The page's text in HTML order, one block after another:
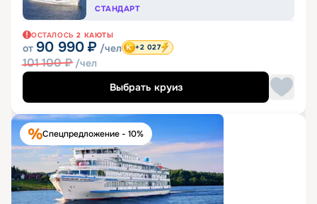
СТАНДАРТ
ОСТАЛОСЬ 2 КАЮТЫ
от 90 990 ₽ /чел
101 100₽ /чел
+2 027
Выбрать круиз
Спецпредложение - 10%